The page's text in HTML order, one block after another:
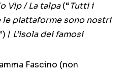
Vip / La talpa(“Tutti i
piattaforme sono nostri
/ L’isola dei famosi
Fascino (non